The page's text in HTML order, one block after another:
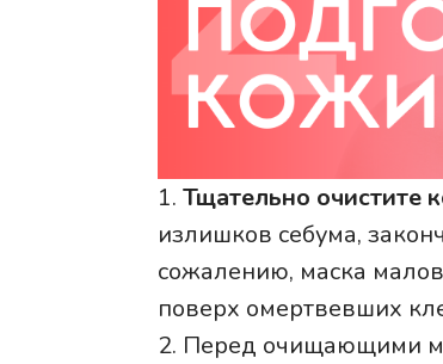
1. Тщательно очистите
излишков себума,
сожалению, маска
поверх омертвевших
2. Перед очищающими